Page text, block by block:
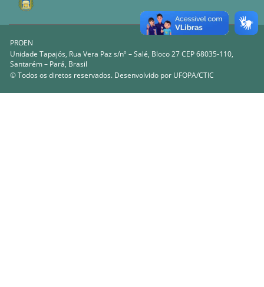
PROEN
Unidade Tapajós, Rua Vera Paz s/nº – Salé, Bloco 27 CEP 68035-110,
Santarém – Pará, Brasil
© Todos os diretos reservados. Desenvolvido por UFOPA/CTIC